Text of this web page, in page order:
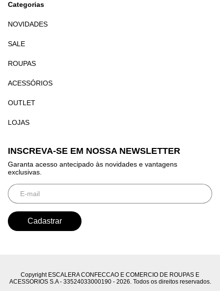
Categorias
NOVIDADES
SALE
ROUPAS
ACESSÓRIOS
OUTLET
LOJAS
INSCREVA-SE EM NOSSA NEWSLETTER
Garanta acesso antecipado às novidades e vantagens
exclusivas.
Copyright ESCALERA CONFECCAO E COMERCIO DE ROUPAS E
ACESSORIOS S.A - 33524033000190 - 2026. Todos os direitos reservados.